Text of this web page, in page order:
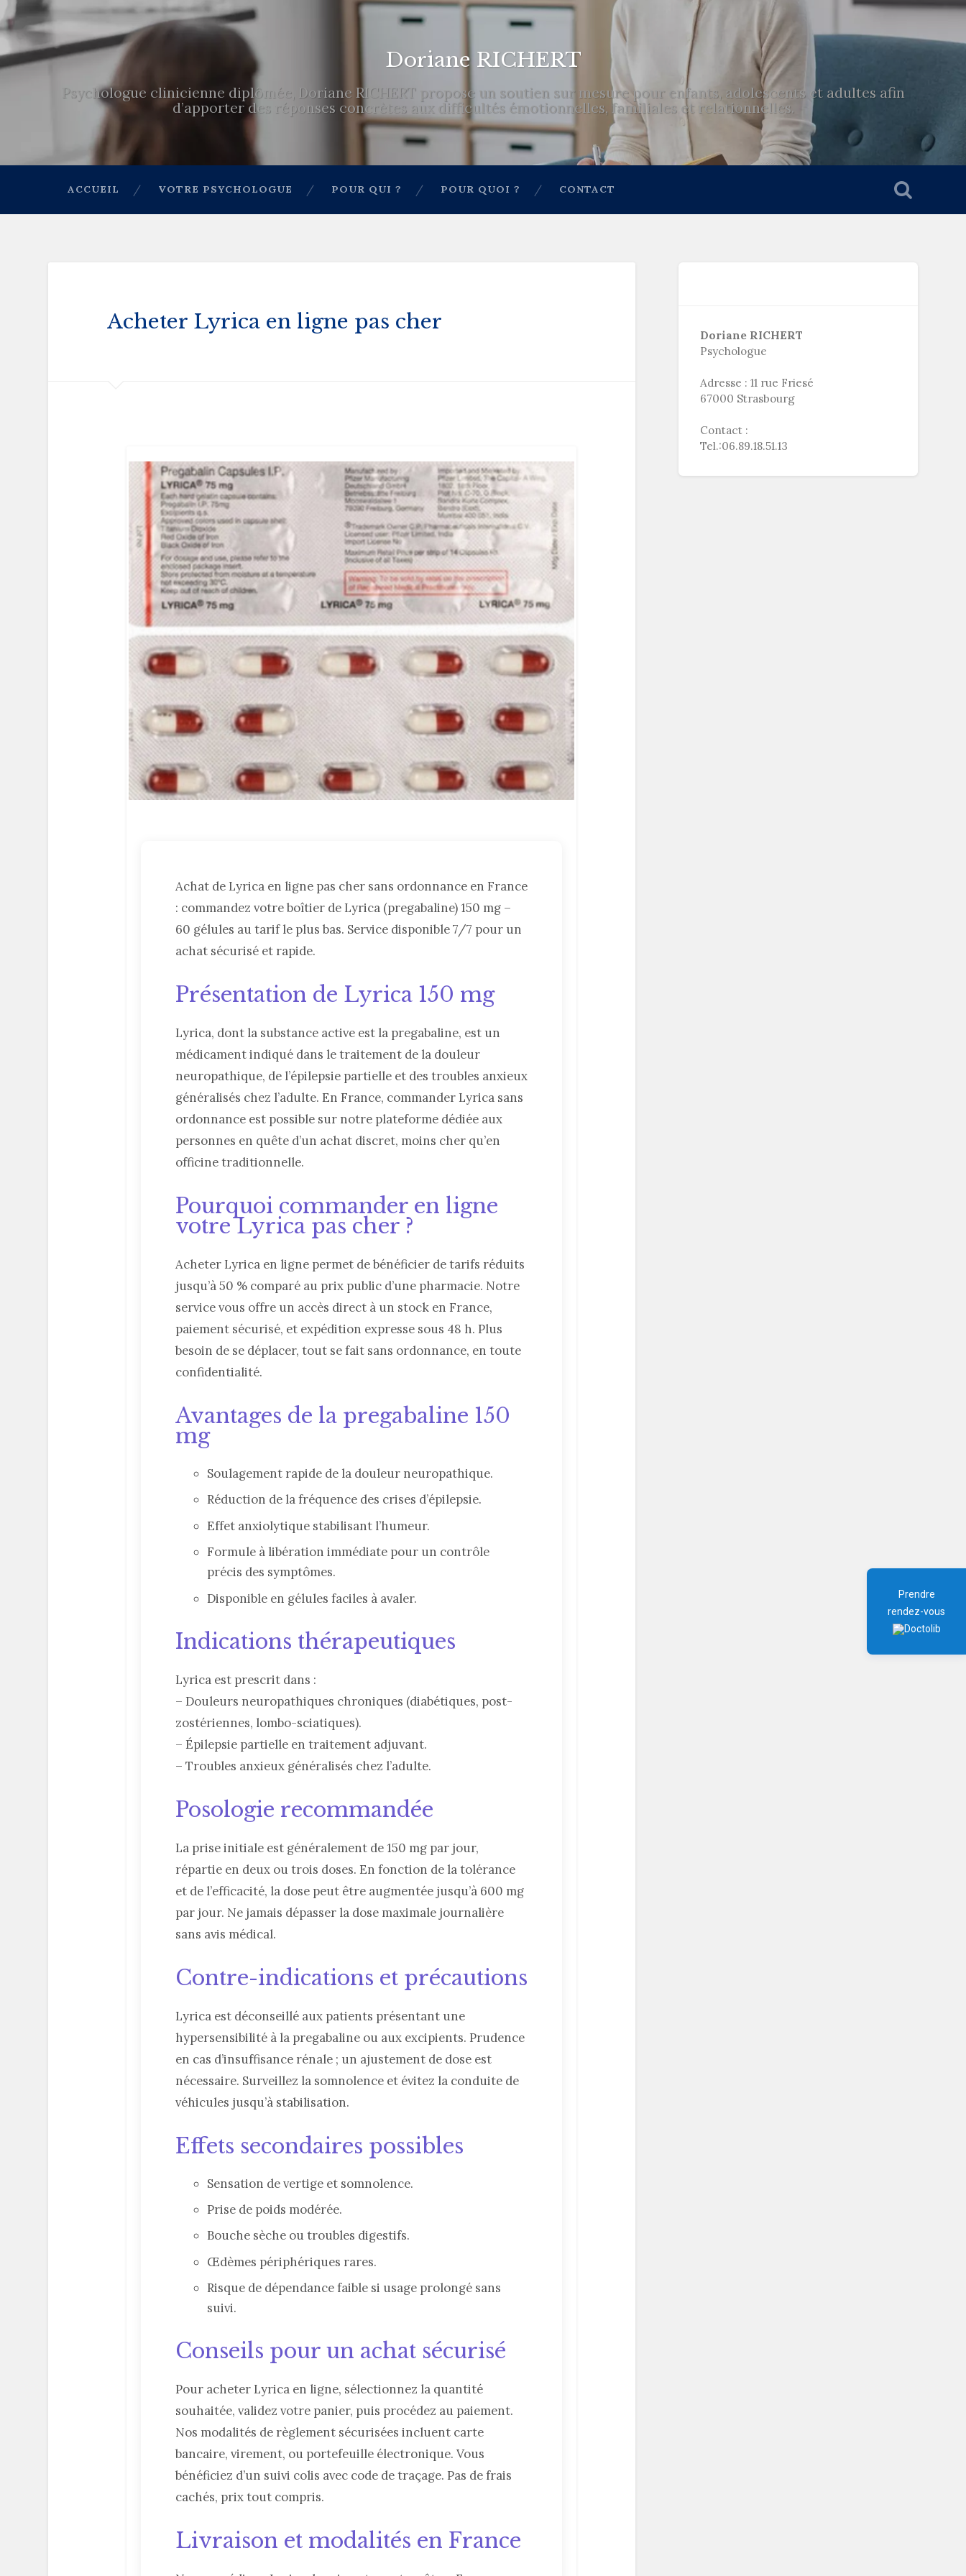
Doriane RICHERT
Psychologue clinicienne diplômée, Doriane RICHERT propose un soutien sur mesure pour enfants, adolescents et adultes afin
d’apporter des réponses concrètes aux difficultés émotionnelles, familiales et relationnelles.
ACCUEIL VOTRE PSYCHOLOGUE POUR QUI ? POUR QUOI ? CONTACT
Acheter Lyrica en ligne pas cher
Achat de Lyrica en ligne pas cher sans ordonnance en France
: commandez votre boîtier de Lyrica (pregabaline) 150 mg –
60 gélules au tarif le plus bas. Service disponible 7/7 pour un
achat sécurisé et rapide.
Présentation de Lyrica 150 mg
Lyrica, dont la substance active est la pregabaline, est un
médicament indiqué dans le traitement de la douleur
neuropathique, de l’épilepsie partielle et des troubles anxieux
généralisés chez l’adulte. En France, commander Lyrica sans
ordonnance est possible sur notre plateforme dédiée aux
personnes en quête d’un achat discret, moins cher qu’en
officine traditionnelle.
Pourquoi commander en ligne
votre Lyrica pas cher ?
Acheter Lyrica en ligne permet de bénéficier de tarifs réduits
jusqu’à 50 % comparé au prix public d’une pharmacie. Notre
service vous offre un accès direct à un stock en France,
paiement sécurisé, et expédition expresse sous 48 h. Plus
besoin de se déplacer, tout se fait sans ordonnance, en toute
confidentialité.
Avantages de la pregabaline 150
mg
Soulagement rapide de la douleur neuropathique.
Réduction de la fréquence des crises d’épilepsie.
Effet anxiolytique stabilisant l’humeur.
Formule à libération immédiate pour un contrôle
précis des symptômes.
Disponible en gélules faciles à avaler.
Indications thérapeutiques
Lyrica est prescrit dans :
– Douleurs neuropathiques chroniques (diabétiques, post-
zostériennes, lombo-sciatiques).
– Épilepsie partielle en traitement adjuvant.
– Troubles anxieux généralisés chez l’adulte.
Posologie recommandée
La prise initiale est généralement de 150 mg par jour,
répartie en deux ou trois doses. En fonction de la tolérance
et de l’efficacité, la dose peut être augmentée jusqu’à 600 mg
par jour. Ne jamais dépasser la dose maximale journalière
sans avis médical.
Contre-indications et précautions
Lyrica est déconseillé aux patients présentant une
hypersensibilité à la pregabaline ou aux excipients. Prudence
en cas d’insuffisance rénale ; un ajustement de dose est
nécessaire. Surveillez la somnolence et évitez la conduite de
véhicules jusqu’à stabilisation.
Effets secondaires possibles
Sensation de vertige et somnolence.
Prise de poids modérée.
Bouche sèche ou troubles digestifs.
Œdèmes périphériques rares.
Risque de dépendance faible si usage prolongé sans
suivi.
Conseils pour un achat sécurisé
Pour acheter Lyrica en ligne, sélectionnez la quantité
souhaitée, validez votre panier, puis procédez au paiement.
Nos modalités de règlement sécurisées incluent carte
bancaire, virement, ou portefeuille électronique. Vous
bénéficiez d’un suivi colis avec code de traçage. Pas de frais
cachés, prix tout compris.
Livraison et modalités en France
Prendre
rendez-vous
Doriane RICHERT
Psychologue
Adresse : 11 rue Friesé
67000 Strasbourg
Contact :
Tel.:06.89.18.51.13